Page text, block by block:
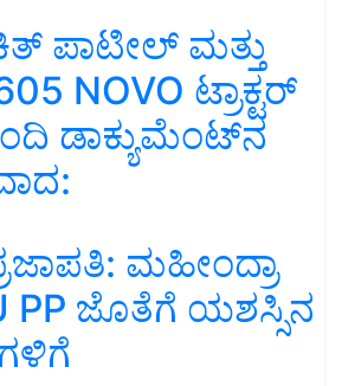
ಪಾಟೀಲ್ ಮತ್ತು
NOVO ಟ್ರಾಕ್ಟರ್
ಡಾಕ್ಯುಮೆಂಟ್‌ನ
ಮಹೀಂದ್ರಾ
PP ಜೊತೆಗೆ ಯಶಸ್ಸಿನ